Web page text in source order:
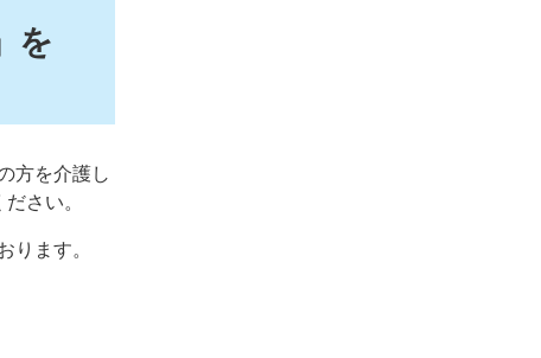
を
方を介護し
さい。
ります。